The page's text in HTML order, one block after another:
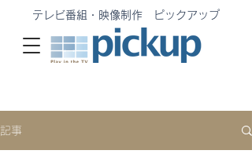
テレビ番組・映像制作 ピックアップ
記事